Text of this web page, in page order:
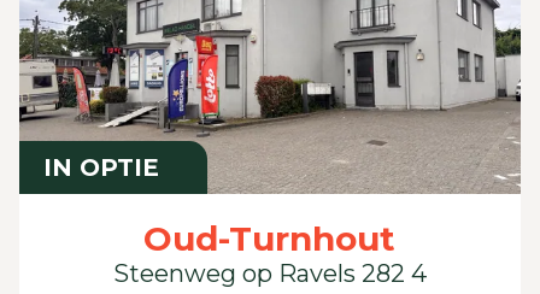
IN OPTIE
Oud-Turnhout
Steenweg op Ravels 282 4